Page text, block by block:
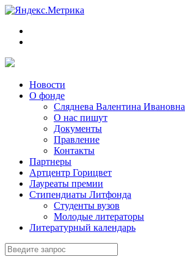
Новости
О фонде
Сляднева Валентина Ивановна
О нас пишут
Документы
Правление
Контакты
Партнеры
Артцентр Горицвет
Лауреаты премии
Стипендиаты Литфонда
Студенты вузов
Молодые литераторы
Литературный календарь